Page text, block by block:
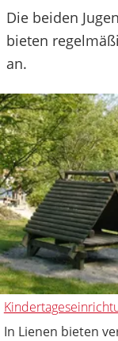
Die beiden
bieten
an.
In Lienen bieten